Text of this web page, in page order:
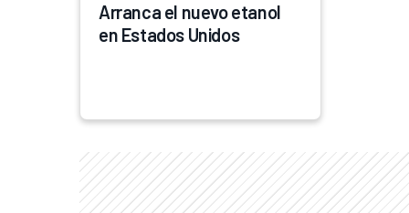
Arranca el nuevo etanol
en Estados Unidos